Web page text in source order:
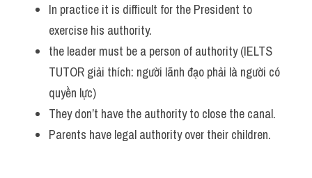
In practice it is difficult for the President to
exercise his authority.
the leader must be a person of authority (IELTS
TUTOR giải thích: người lãnh đạo phải là người có
quyền lực)
They don’t have the authority to close the canal.
Parents have legal authority over their children.